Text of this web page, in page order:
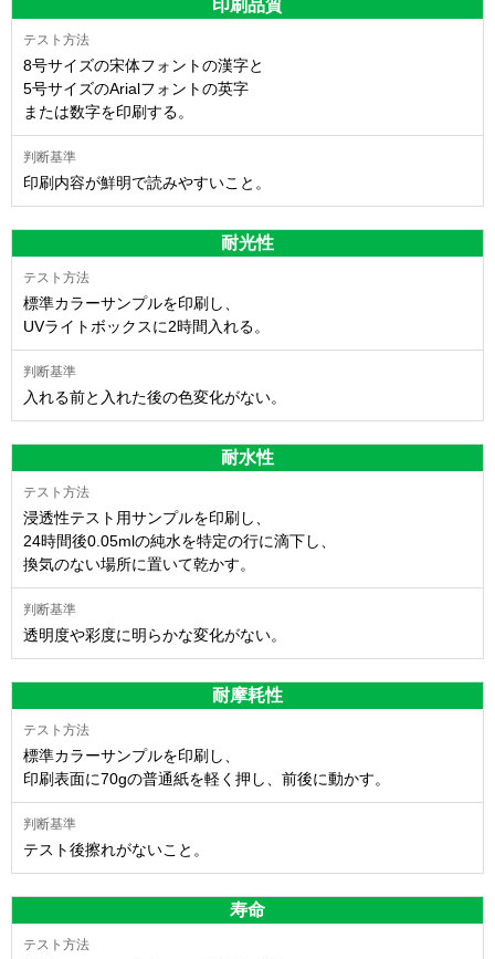
印刷品質
8号サイズの宋体フォントの漢字と
5号サイズのArialフォントの英字
または数字を印刷する。
印刷内容が鮮明で読みやすいこと。
耐光性
標準カラーサンプルを印刷し、
UVライトボックスに2時間入れる。
入れる前と入れた後の色変化がない。
耐水性
浸透性テスト用サンプルを印刷し、
24時間後0.05mlの純水を特定の行に滴下し、
換気のない場所に置いて乾かす。
透明度や彩度に明らかな変化がない。
耐摩耗性
標準カラーサンプルを印刷し、
印刷表面に70gの普通紙を軽く押し、前後に動かす。
テスト後擦れがないこと。
寿命